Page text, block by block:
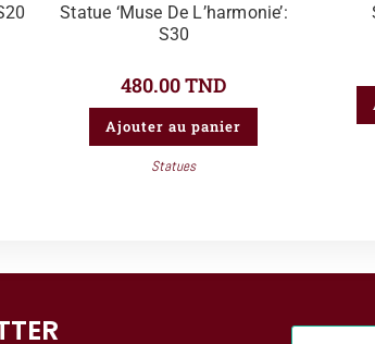
Statue ‘Muse De L’harmonie’:
S30
480.00TND
Ajouter au panier
Statues
E